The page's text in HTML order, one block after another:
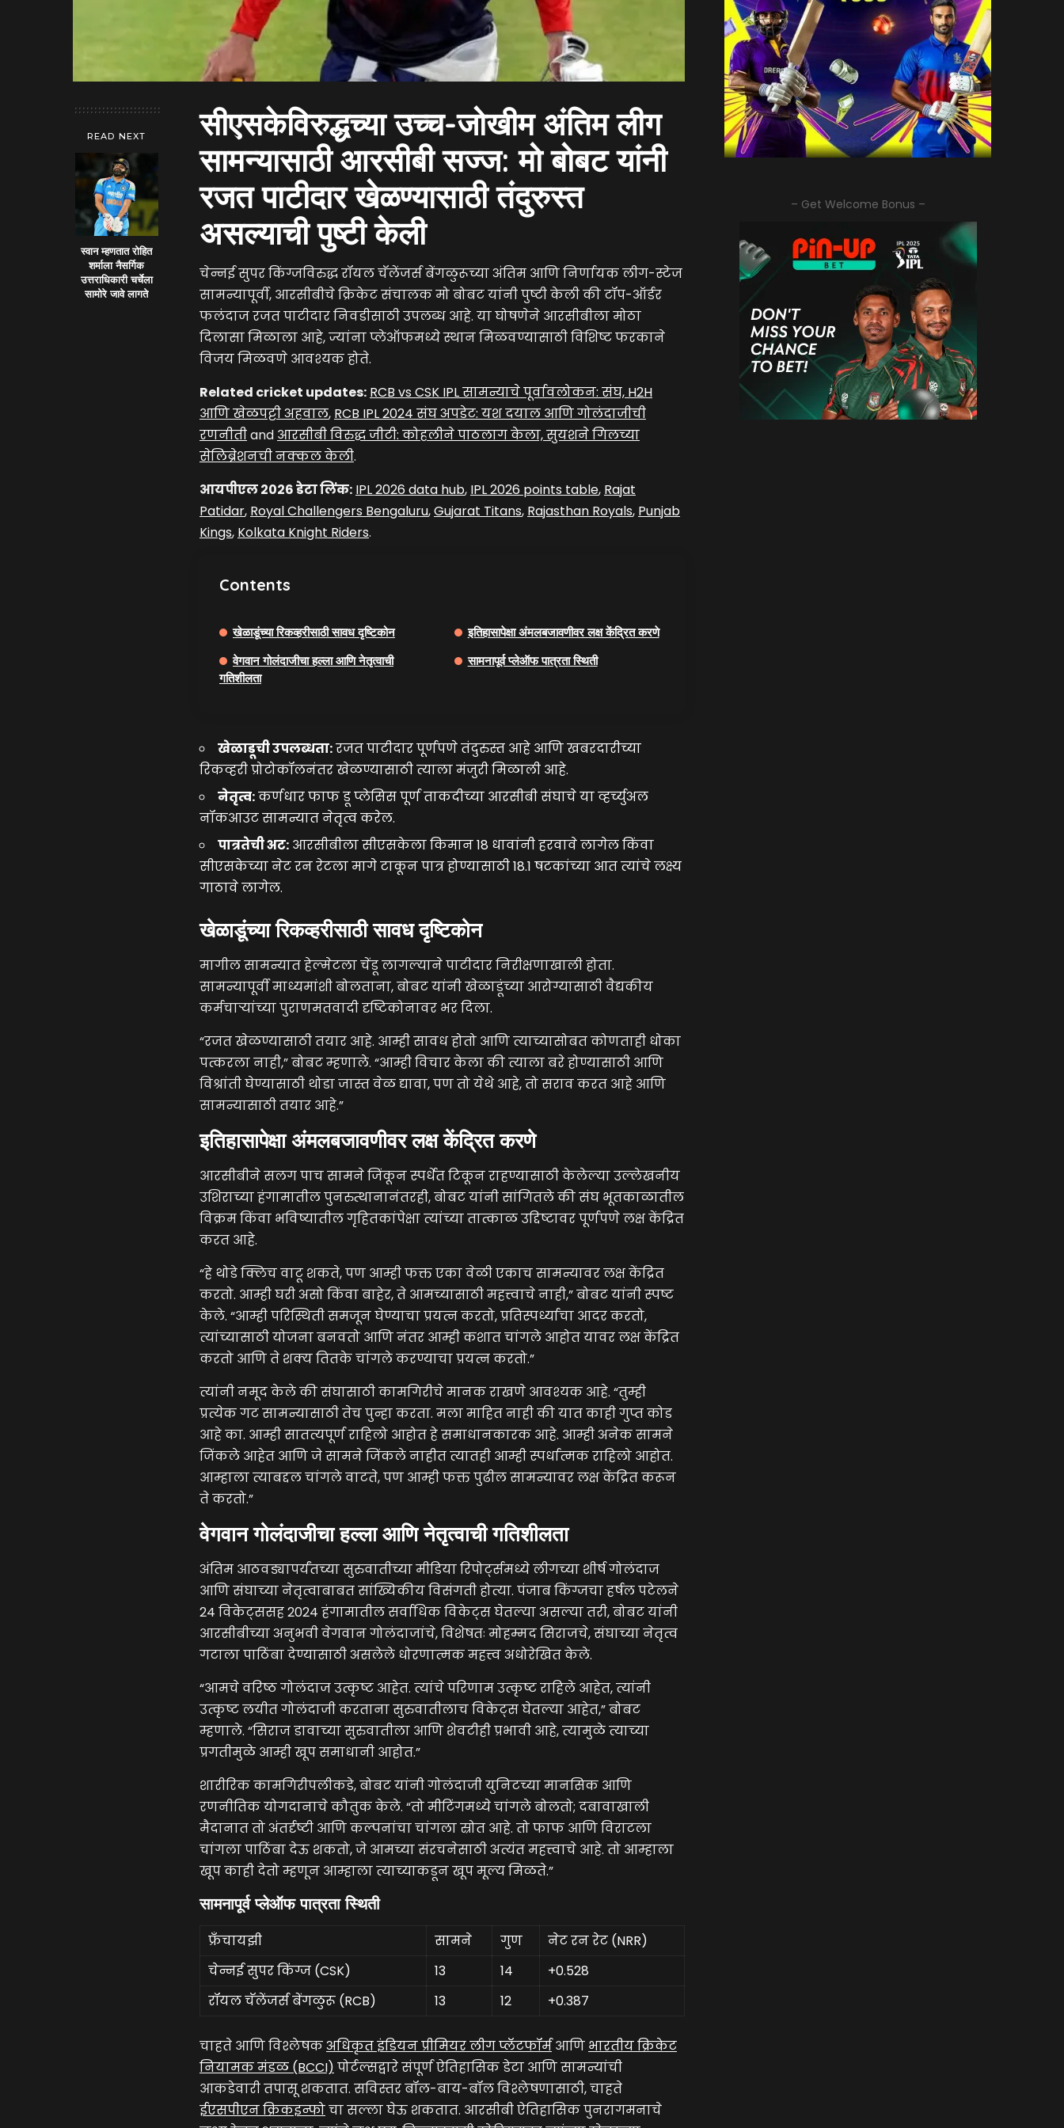
READ NEXT
स्वान म्हणतात रोहित
शर्माला नैसर्गिक
उत्तराधिकारी चर्चेला
सामोरे जावे लागते
सीएसकेविरुद्धच्या उच्च-जोखीम अंतिम लीग
सामन्यासाठी आरसीबी सज्ज: मो बोबट यांनी
रजत पाटीदार खेळण्यासाठी तंदुरुस्त
असल्याची पुष्टी केली
चेन्नई सुपर किंग्जविरुद्ध रॉयल चॅलेंजर्स बेंगळुरूच्या अंतिम आणि निर्णायक लीग-स्टेज
सामन्यापूर्वी, आरसीबीचे क्रिकेट संचालक मो बोबट यांनी पुष्टी केली की टॉप-ऑर्डर
फलंदाज रजत पाटीदार निवडीसाठी उपलब्ध आहे. या घोषणेने आरसीबीला मोठा
दिलासा मिळाला आहे, ज्यांना प्लेऑफमध्ये स्थान मिळवण्यासाठी विशिष्ट फरकाने
विजय मिळवणे आवश्यक होते.
Related cricket updates: RCB vs CSK IPL सामन्याचे पूर्वावलोकन: संघ, H2H
आणि खेळपट्टी अहवाल, RCB IPL 2024 संघ अपडेट: यश दयाल आणि गोलंदाजीची
रणनीतीand आरसीबी विरुद्ध जीटी: कोहलीने पाठलाग केला, सुयशने गिलच्या
सेलिब्रेशनची नक्कल केली.
आयपीएल 2026 डेटा लिंक: IPL 2026 data hub, IPL 2026 points table, Rajat
Patidar, Royal Challengers Bengaluru,Gujarat Titans, Rajasthan Royals, Punjab
Kings, Kolkata Knight Riders.
Contents
खेळाडूंच्या रिकव्हरीसाठी सावध दृष्टिकोन
इतिहासापेक्षा अंमलबजावणीवर लक्ष केंद्रित करणे
वेगवान गोलंदाजीचा हल्ला आणि नेतृत्वाची
गतिशीलता
सामनापूर्व प्लेऑफ पात्रता स्थिती
खेळाडूची उपलब्धता:रजत पाटीदार पूर्णपणे तंदुरुस्त आहे आणि खबरदारीच्या
रिकव्हरी प्रोटोकॉलनंतर खेळण्यासाठी त्याला मंजुरी मिळाली आहे.
नेतृत्व:कर्णधार फाफ डू प्लेसिस पूर्ण ताकदीच्या आरसीबी संघाचे या व्हर्च्युअल
नॉकआउट सामन्यात नेतृत्व करेल.
पात्रतेची अट: आरसीबीला सीएसकेला किमान 18 धावांनी हरवावे लागेल किंवा
सीएसकेच्या नेट रन रेटला मागे टाकून पात्र होण्यासाठी 18.1 षटकांच्या आत त्यांचे लक्ष्य
गाठावे लागेल.
खेळाडूंच्या रिकव्हरीसाठी सावध दृष्टिकोन
मागील सामन्यात हेल्मेटला चेंडू लागल्याने पाटीदार निरीक्षणाखाली होता.
सामन्यापूर्वी माध्यमांशी बोलताना, बोबट यांनी खेळाडूंच्या आरोग्यासाठी वैद्यकीय
कर्मचाऱ्यांच्या पुराणमतवादी दृष्टिकोनावर भर दिला.
“रजत खेळण्यासाठी तयार आहे. आम्ही सावध होतो आणि त्याच्यासोबत कोणताही धोका
पत्करला नाही,” बोबट म्हणाले. “आम्ही विचार केला की त्याला बरे होण्यासाठी आणि
विश्रांती घेण्यासाठी थोडा जास्त वेळ द्यावा, पण तो येथे आहे, तो सराव करत आहे आणि
सामन्यासाठी तयार आहे.”
इतिहासापेक्षा अंमलबजावणीवर लक्ष केंद्रित करणे
आरसीबीने सलग पाच सामने जिंकून स्पर्धेत टिकून राहण्यासाठी केलेल्या उल्लेखनीय
उशिराच्या हंगामातील पुनरुत्थानानंतरही, बोबट यांनी सांगितले की संघ भूतकाळातील
विक्रम किंवा भविष्यातील गृहितकांपेक्षा त्यांच्या तात्काळ उद्दिष्टावर पूर्णपणे लक्ष केंद्रित
करत आहे.
“हे थोडे क्लिच वाटू शकते, पण आम्ही फक्त एका वेळी एकाच सामन्यावर लक्ष केंद्रित
करतो. आम्ही घरी असो किंवा बाहेर, ते आमच्यासाठी महत्त्वाचे नाही,” बोबट यांनी स्पष्ट
केले. “आम्ही परिस्थिती समजून घेण्याचा प्रयत्न करतो, प्रतिस्पर्ध्याचा आदर करतो,
त्यांच्यासाठी योजना बनवतो आणि नंतर आम्ही कशात चांगले आहोत यावर लक्ष केंद्रित
करतो आणि ते शक्य तितके चांगले करण्याचा प्रयत्न करतो.”
त्यांनी नमूद केले की संघासाठी कामगिरीचे मानक राखणे आवश्यक आहे. “तुम्ही
प्रत्येक गट सामन्यासाठी तेच पुन्हा करता. मला माहित नाही की यात काही गुप्त कोड
आहे का. आम्ही सातत्यपूर्ण राहिलो आहोत हे समाधानकारक आहे. आम्ही अनेक सामने
जिंकले आहेत आणि जे सामने जिंकले नाहीत त्यातही आम्ही स्पर्धात्मक राहिलो आहोत.
आम्हाला त्याबद्दल चांगले वाटते, पण आम्ही फक्त पुढील सामन्यावर लक्ष केंद्रित करून
ते करतो.”
वेगवान गोलंदाजीचा हल्ला आणि नेतृत्वाची गतिशीलता
अंतिम आठवड्यापर्यंतच्या सुरुवातीच्या मीडिया रिपोर्ट्समध्ये लीगच्या शीर्ष गोलंदाज
आणि संघाच्या नेतृत्वाबाबत सांख्यिकीय विसंगती होत्या. पंजाब किंग्जचा हर्षल पटेलने
24 विकेट्ससह 2024 हंगामातील सर्वाधिक विकेट्स घेतल्या असल्या तरी, बोबट यांनी
आरसीबीच्या अनुभवी वेगवान गोलंदाजांचे, विशेषतः मोहम्मद सिराजचे, संघाच्या नेतृत्व
गटाला पाठिंबा देण्यासाठी असलेले धोरणात्मक महत्त्व अधोरेखित केले.
“आमचे वरिष्ठ गोलंदाज उत्कृष्ट आहेत. त्यांचे परिणाम उत्कृष्ट राहिले आहेत, त्यांनी
उत्कृष्ट लयीत गोलंदाजी करताना सुरुवातीलाच विकेट्स घेतल्या आहेत,” बोबट
म्हणाले. “सिराज डावाच्या सुरुवातीला आणि शेवटीही प्रभावी आहे, त्यामुळे त्याच्या
प्रगतीमुळे आम्ही खूप समाधानी आहोत.”
शारीरिक कामगिरीपलीकडे, बोबट यांनी गोलंदाजी युनिटच्या मानसिक आणि
रणनीतिक योगदानाचे कौतुक केले. “तो मीटिंगमध्ये चांगले बोलतो; दबावाखाली
मैदानात तो अंतर्दृष्टी आणि कल्पनांचा चांगला स्रोत आहे. तो फाफ आणि विराटला
चांगला पाठिंबा देऊ शकतो, जे आमच्या संरचनेसाठी अत्यंत महत्त्वाचे आहे. तो आम्हाला
खूप काही देतो म्हणून आम्हाला त्याच्याकडून खूप मूल्य मिळते.”
सामनापूर्व प्लेऑफ पात्रता स्थिती
फ्रँचायझी सामने गुण
नेट रन रेट (NRR)
चेन्नई सुपर किंग्ज (CSK)
13 14
+0.528
रॉयल चॅलेंजर्स बेंगळुरू (RCB)
13 12 +0.387
चाहते आणि विश्लेषकअधिकृत इंडियन प्रीमियर लीग प्लॅटफॉर्मआणि भारतीय क्रिकेट
नियामक मंडळ (BCCI) पोर्टल्सद्वारे संपूर्ण ऐतिहासिक डेटा आणि सामन्यांची
आकडेवारी तपासू शकतात. सविस्तर बॉल-बाय-बॉल विश्लेषणासाठी, चाहते
ईएसपीएन क्रिकइन्फोचा सल्ला घेऊ शकतात. आरसीबी ऐतिहासिक पुनरागमनाचे
– Get Welcome Bonus –